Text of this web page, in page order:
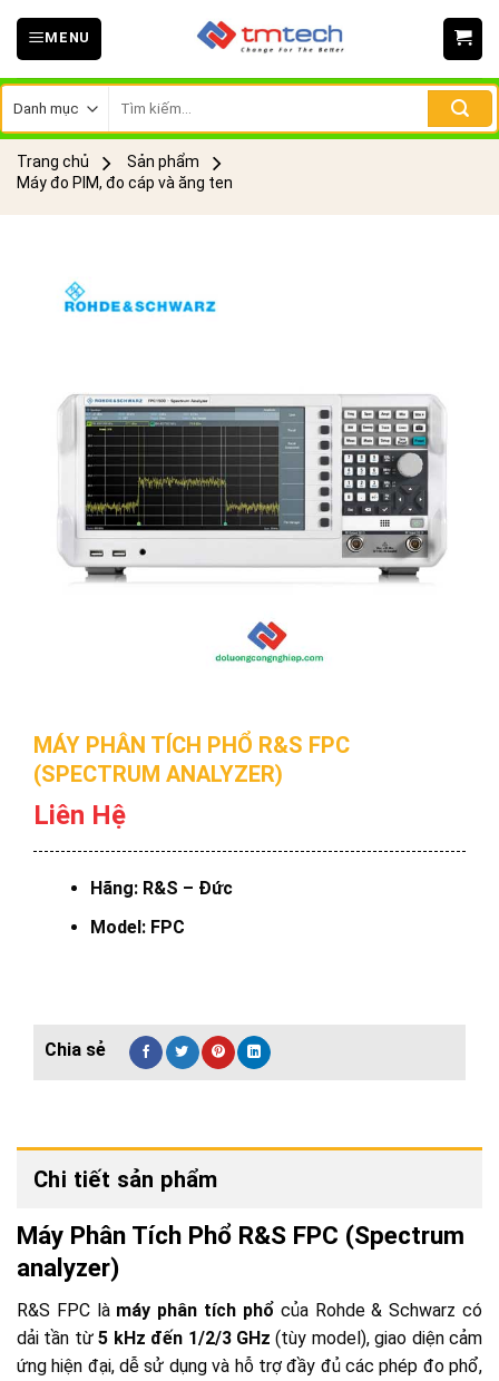
Skip
MENU
kiếm:
Trang chủ
Sản phẩm
Máy đo PIM, đo cáp và ăng ten
MÁY PHÂN TÍCH PHỔ R&S FPC
(SPECTRUM ANALYZER)
Liên Hệ
Hãng: R&S – Đức
Model: FPC
Chi tiết sản phẩm
Máy Phân Tích Phổ R&S FPC (Spectrum
analyzer)
R&S FPC là máy phân tích phổ của Rohde & Schwarz có
dải tần từ5 kHz đến 1/2/3 GHz (tùy model), giao diện cảm
ứng hiện đại, dễ sử dụng và hỗ trợ đầy đủ các phép đo phổ,